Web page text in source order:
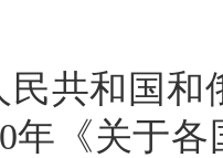
民共和国
年《关于